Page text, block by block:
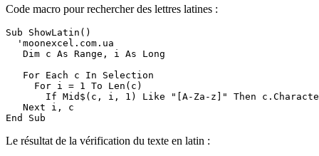
Code macro pour rechercher des lettres latines :
Sub ShowLatin()
  'moonexcel.com.ua
   Dim c As Range, i As Long
   For Each c In Selection
     For i = 1 To Len(c)
If Mid$(c, i, 1) Like "[A-Za-z]" Then
   Next i, c
Le résultat de la vérification du texte en latin :